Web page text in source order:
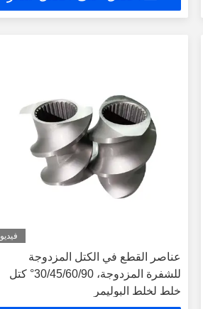
فيديو
عناصر القطع في الكتل المزدوجة
للشفرة المزدوجة، 30/45/60/90° كتل
خلط لخلط البوليمر